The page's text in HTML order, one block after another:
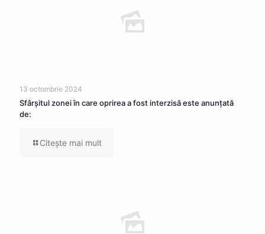
13 octombrie 2024
Sfârșitul zonei în care oprirea a fost interzisă este anunțată
de:
Citeşte mai mult